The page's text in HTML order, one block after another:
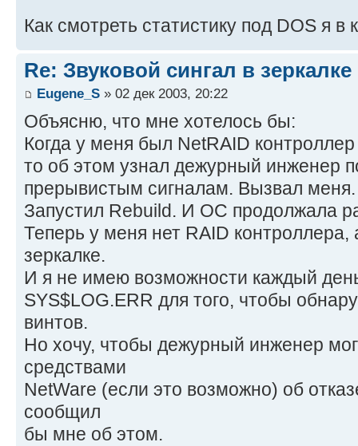
Как смотреть статистику под DOS я в
Re: Звуковой сингал в зеркалке
Eugene_S » 02 дек 2003, 20:22
Объясню, что мне хотелось бы:
Когда у меня был NetRAID
то об этом узнал дежурный инженер
прерывистым сигналам. Вызвал
Запустил Rebuild. И ОС продолжала
Теперь у меня нет RAID контроллера,
зеркалке.
И я не имею возможности каждый
SYS$LOG.ERR для того, чтобы
винтов.
Но хочу, чтобы дежурный инженер
средствами
NetWare (если это возможно) об
сообщил
бы мне об этом.